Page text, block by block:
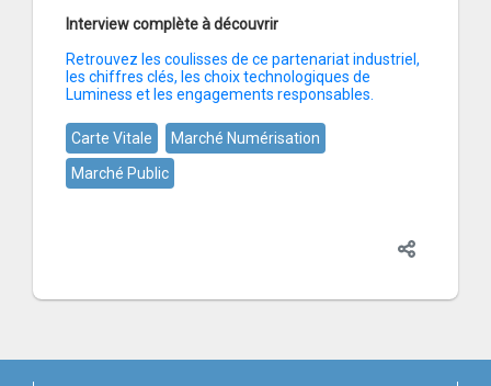
Interview complète à découvrir
Retrouvez les coulisses de ce partenariat industriel,
les chiffres clés, les choix technologiques de
Luminess et les engagements responsables.
Carte Vitale
Marché Numérisation
Marché Public